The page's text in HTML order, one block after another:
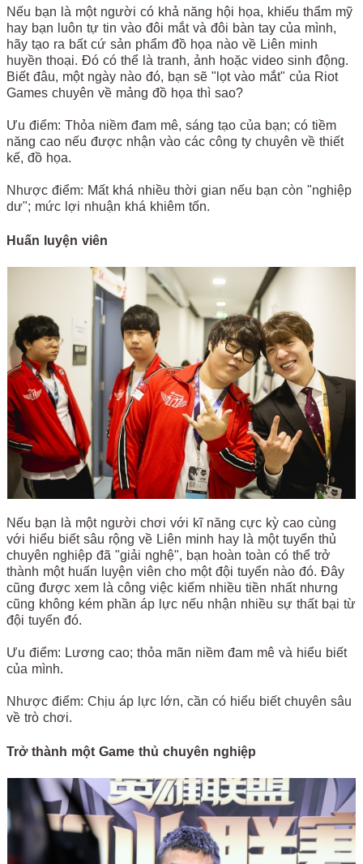
Nếu bạn là một người có khả năng hội họa, khiếu thẩm mỹ
hay bạn luôn tự tin vào đôi mắt và đôi bàn tay của mình,
hãy tạo ra bất cứ sản phẩm đồ họa nào về Liên minh
huyền thoại. Đó có thể là tranh, ảnh hoặc video sinh động.
Biết đâu, một ngày nào đó, bạn sẽ "lọt vào mắt" của Riot
Games chuyên về mảng đồ họa thì sao?
Ưu điểm: Thỏa niềm đam mê, sáng tạo của bạn; có tiềm
năng cao nếu được nhận vào các công ty chuyên về thiết
kế, đồ họa.
Nhược điểm: Mất khá nhiều thời gian nếu bạn còn "nghiệp
dư"; mức lợi nhuận khá khiêm tốn.
Huấn luyện viên
Nếu bạn là một người chơi với kĩ năng cực kỳ cao cùng
với hiểu biết sâu rộng về Liên minh hay là một tuyển thủ
chuyên nghiệp đã "giải nghệ", bạn hoàn toàn có thể trở
thành một huấn luyện viên cho một đội tuyển nào đó. Đây
cũng được xem là công việc kiếm nhiều tiền nhất nhưng
cũng không kém phần áp lực nếu nhận nhiều sự thất bại từ
đội tuyển đó.
Ưu điểm: Lương cao; thỏa mãn niềm đam mê và hiểu biết
của mình.
Nhược điểm: Chịu áp lực lớn, cần có hiểu biết chuyên sâu
về trò chơi.
Trở thành một Game thủ chuyên nghiệp